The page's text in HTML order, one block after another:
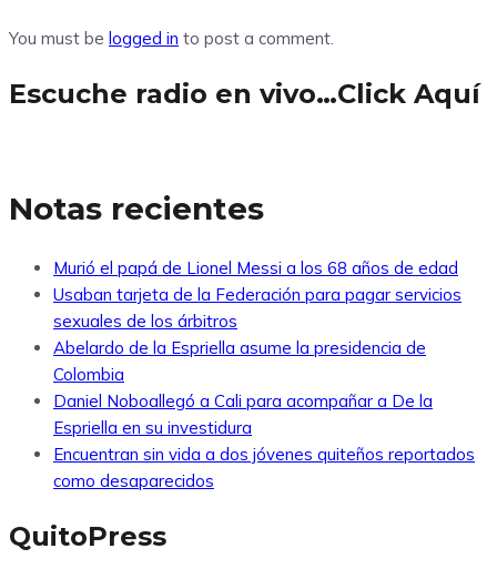
You must be logged in to post a comment.
Escuche radio en vivo…Click Aquí
Notas recientes
Murió el papá de Lionel Messi a los 68 años de edad
Usaban tarjeta de la Federación para pagar servicios
sexuales de los árbitros
Abelardo de la Espriella asume la presidencia de
Colombia
Daniel Noboallegó a Cali para acompañar a De la
Espriella en su investidura
Encuentran sin vida a dos jóvenes quiteños reportados
como desaparecidos
QuitoPress